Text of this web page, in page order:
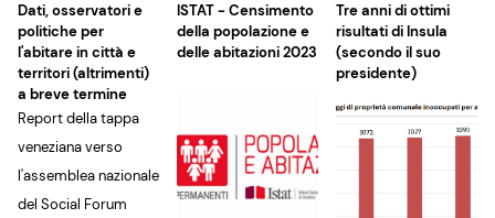
Dati, osservatori e
politiche per
l'abitare in città e
territori (altrimenti)
a breve termine
Report della tappa
veneziana verso
l'assemblea nazionale
del Social Forum
ISTAT - Censimento
della popolazione e
delle abitazioni 2023
Tre anni di ottimi
risultati di Insula
(secondo il suo
presidente)